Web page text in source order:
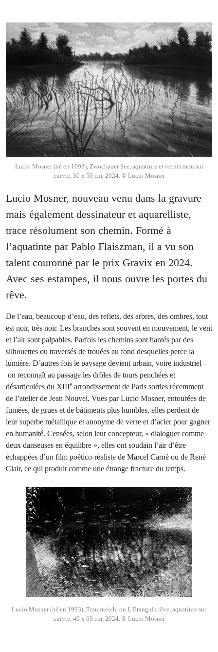
Lucio Mosner (né en 1993), Zwochauer See, aquatinte et vernis mou sur
cuivre, 30 x 50 cm, 2024. © Lucio Mosner
Lucio Mosner, nouveau venu dans la gravure
mais également dessinateur et aquarelliste,
trace résolument son chemin. Formé à
l’aquatinte par Pablo Flaiszman, il a vu son
talent couronné par le prix Gravix en 2024.
Avec ses estampes, il nous ouvre les portes du
rêve.
De l’eau, beaucoup d’eau, des reflets, des arbres, des ombres, tout
est noir, très noir. Les branches sont souvent en mouvement, le vent
et l’air sont palpables. Parfois les chemins sont hantés par des
silhouettes ou traversés de trouées au fond desquelles perce la
lumière. D’autres fois le paysage devient urbain, voire industriel –
on reconnaît au passage les drôles de tours penchées et
désarticulées du XIIIe arrondissement de Paris sorties récemment
de l’atelier de Jean Nouvel. Vues par Lucio Mosner, entourées de
fumées, de grues et de bâtiments plus humbles, elles perdent de
leur superbe métallique et anonyme de verre et d’acier pour gagner
en humanité. Censées, selon leur concepteur, « dialoguer comme
deux danseuses en équilibre », elles ont soudain l’air d’être
échappées d’un film poético-réaliste de Marcel Carné ou de René
Clair, ce qui produit comme une étrange fracture du temps.
Lucio Mosner (né en 1993), Traumteich, ou L’Étang du rêve, aquatinte sur
cuivre, 40 x 60 cm, 2024. © Lucio Mosner